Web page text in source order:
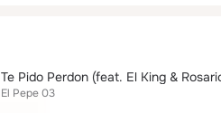
Te Pido Perdon (feat. El King &
El Pepe 03